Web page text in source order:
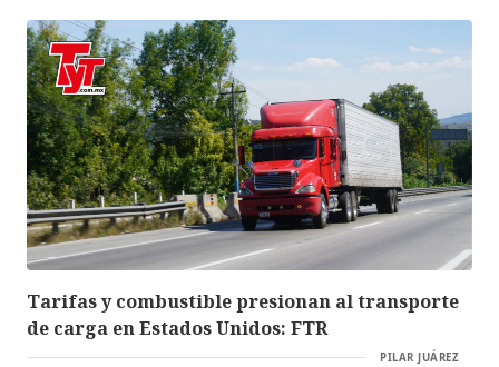
Tarifas y combustible presionan al transporte
de carga en Estados Unidos: FTR
PILAR JUÁREZ